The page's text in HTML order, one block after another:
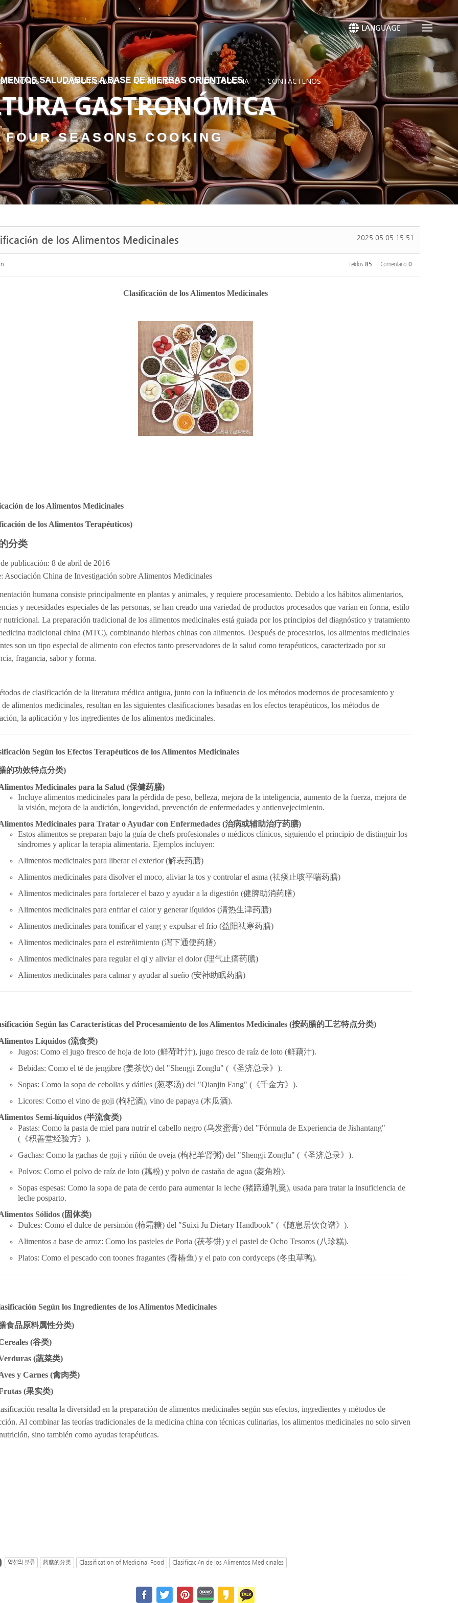
Skip to menu
LANGUAGE
TESORO HERBAL COMUNIDAD CLASE COCINA CONTÁCTENOS
SALUDABLES A BASE DE HIERBAS ORIENTALES
GASTRONÓMICA
FOUR SEASONS COOKING
2025.05.05 15:51
de los Alimentos Medicinales
Leídos 85 Comentario 0
Clasificación de los Alimentos Medicinales
de los Alimentos Medicinales
de los Alimentos Terapéuticos)
分类
publicación: 8 de abril de 2016
Asociación China de Investigación sobre Alimentos Medicinales
humana consiste principalmente en plantas y animales, y requiere procesamiento. Debido a los hábitos alimentarios,
y necesidades especiales de las personas, se han creado una variedad de productos procesados que varían en forma, estilo
nutricional. La preparación tradicional de los alimentos medicinales está guiada por los principios del diagnóstico y tratamiento
tradicional china (MTC), combinando hierbas chinas con alimentos. Después de procesarlos, los alimentos medicinales
son un tipo especial de alimento con efectos tanto preservadores de la salud como terapéuticos, caracterizado por su
fragancia, sabor y forma.
de clasificación de la literatura médica antigua, junto con la influencia de los métodos modernos de procesamiento y
alimentos medicinales, resultan en las siguientes clasificaciones basadas en los efectos terapéuticos, los métodos de
la aplicación y los ingredientes de los alimentos medicinales.
Según los Efectos Terapéuticos de los Alimentos Medicinales
的功效特点分类)
Medicinales para la Salud (保健药膳)
Incluye alimentos medicinales para la pérdida de peso, belleza, mejora de la inteligencia, aumento de la fuerza, mejora de
la visión, mejora de la audición, longevidad, prevención de enfermedades y antienvejecimiento.
Medicinales para Tratar o Ayudar con Enfermedades (治病或辅助治疗药膳)
Estos alimentos se preparan bajo la guía de chefs profesionales o médicos clínicos, siguiendo el principio de distinguir los
síndromes y aplicar la terapia alimentaria. Ejemplos incluyen:
Alimentos medicinales para liberar el exterior (解表药膳)
Alimentos medicinales para disolver el moco, aliviar la tos y controlar el asma (祛痰止咳平喘药膳)
Alimentos medicinales para fortalecer el bazo y ayudar a la digestión (健脾助消药膳)
Alimentos medicinales para enfriar el calor y generar líquidos (清热生津药膳)
Alimentos medicinales para tonificar el yang y expulsar el frío (益阳祛寒药膳)
Alimentos medicinales para el estreñimiento (泻下通便药膳)
Alimentos medicinales para regular el qi y aliviar el dolor (理气止痛药膳)
Alimentos medicinales para calmar y ayudar al sueño (安神助眠药膳)
Según las Características del Procesamiento de los Alimentos Medicinales (按药膳的工艺特点分类)
Líquidos (流食类)
Jugos: Como el jugo fresco de hoja de loto (鲜荷叶汁), jugo fresco de raíz de loto (鲜藕汁).
Bebidas: Como el té de jengibre (姜茶饮) del "Shengji Zonglu" (《圣济总录》).
Sopas: Como la sopa de cebollas y dátiles (葱枣汤) del "Qianjin Fang" (《千金方》).
Licores: Como el vino de goji (枸杞酒), vino de papaya (木瓜酒).
Semi-líquidos (半流食类)
Pastas: Como la pasta de miel para nutrir el cabello negro (乌发蜜膏) del "Fórmula de Experiencia de Jishantang"
(《积善堂经验方》).
Gachas: Como la gachas de goji y riñón de oveja (枸杞羊肾粥) del "Shengji Zonglu" (《圣济总录》).
Polvos: Como el polvo de raíz de loto (藕粉) y polvo de castaña de agua (菱角粉).
Sopas espesas: Como la sopa de pata de cerdo para aumentar la leche (猪蹄通乳羹), usada para tratar la insuficiencia de
leche posparto.
Sólidos (固体类)
Dulces: Como el dulce de persimón (柿霜糖) del "Suixi Ju Dietary Handbook" (《随息居饮食谱》).
Alimentos a base de arroz: Como los pasteles de Poria (茯苓饼) y el pastel de Ocho Tesoros (八珍糕).
Platos: Como el pescado con toones fragantes (香椿鱼) y el pato con cordyceps (冬虫草鸭).
Según los Ingredientes de los Alimentos Medicinales
食品原料属性分类)
(谷类)
(蔬菜类)
y Carnes (禽肉类)
(果实类)
resalta la diversidad en la preparación de alimentos medicinales según sus efectos, ingredientes y métodos de
Al combinar las teorías tradicionales de la medicina china con técnicas culinarias, los alimentos medicinales no solo sirven
sino también como ayudas terapéuticas.
약선의 분류 药膳的分类 Classification of Medicinal Food Clasificación de los Alimentos Medicinales